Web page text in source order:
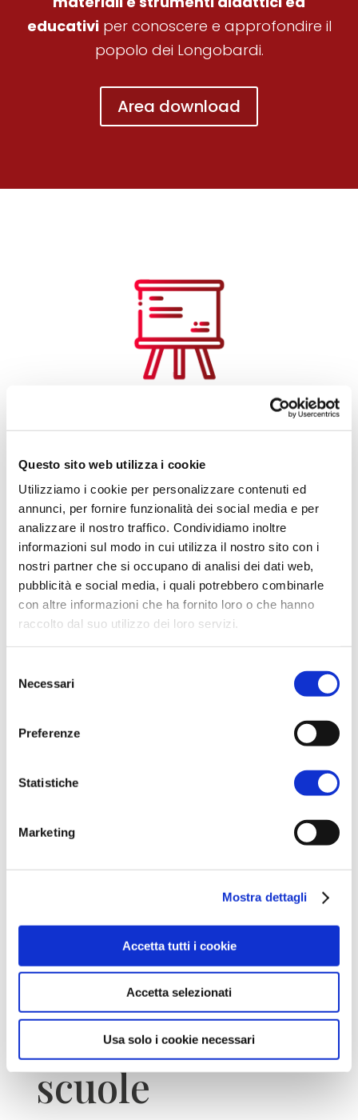
Questo sito web utilizza i cookie
Utilizziamo i cookie per personalizzare contenuti ed
annunci, per fornire funzionalità dei social media e per
analizzare il nostro traffico. Condividiamo inoltre
informazioni sul modo in cui utilizza il nostro sito con i
nostri partner che si occupano di analisi dei dati web,
pubblicità e social media, i quali potrebbero combinarle
con altre informazioni che ha fornito loro o che hanno
raccolto dal suo utilizzo dei loro servizi.
l'informativa sulla
Cookie Policy
delNecessari
Preferenze
Statistiche
Marketing
Mostra dettagli
Accetta tutti i cookie
Accetta selezionati
Usa solo i cookie necessari
educativiper conoscere e approfondire il
popolo dei Longobardi.
Area download
Viaggi culturali nei
monumenti UNESCO
Itinerari innovativi e
lezioni digitali
EDUCATION
Attività per
scuole